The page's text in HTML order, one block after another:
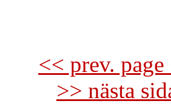
<< prev.
>> nästa